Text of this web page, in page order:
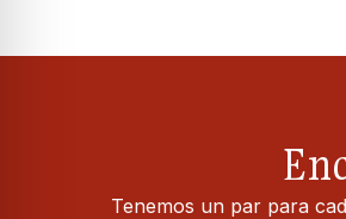
Tenemos un par para